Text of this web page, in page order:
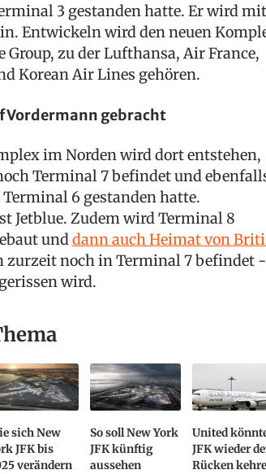
3 gestanden hatte. Er wird mit
Entwickeln wird den neuen
Group, zu der Lufthansa, Air France,
Korean Air Lines gehören.
Vordermann gebracht
im Norden wird dort entstehen,
Terminal 7 befindet und
Terminal 6 gestanden hatte.
Jetblue. Zudem wird Terminal 8
unddann auch Heimat von
zurzeit noch in Terminal 7 befindet -
wird.
sich New
JFK bis
verändern
So soll New York
JFK künftig
aussehen
United
JFK wieder
Rücken